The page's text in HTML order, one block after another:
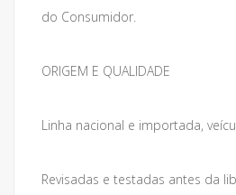
do Consumidor.
ORIGEM E QUALIDADE
Linha nacional e importada,
Revisadas e testadas antes da